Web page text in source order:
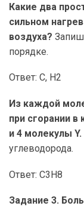
Какие два
сильном
воздуха?
порядке.
Ответ: С, Н2
Из каждой
при сгорании
и 4 молекулы Y.
углеводорода.
Ответ: С3Н8
Задание 3.